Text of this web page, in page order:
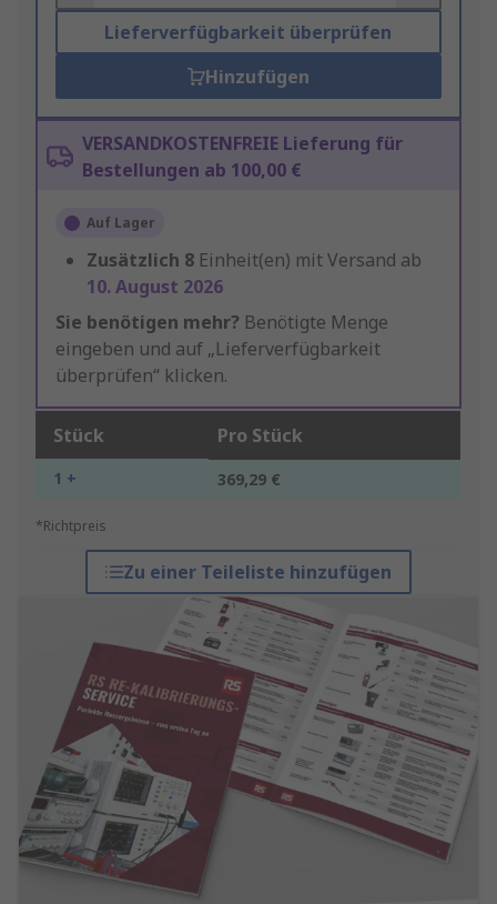
Lieferverfügbarkeit überprüfen
Hinzufügen
VERSANDKOSTENFREIE Lieferung für
Bestellungen ab 100,00 €
Auf Lager
Zusätzlich 8 Einheit(en) mit Versand ab
10. August 2026
Sie benötigen mehr? Benötigte Menge
eingeben und auf „Lieferverfügbarkeit
überprüfen“ klicken.
Stück Pro Stück
1 + 369,29 €
*Richtpreis
Zu einer Teileliste hinzufügen